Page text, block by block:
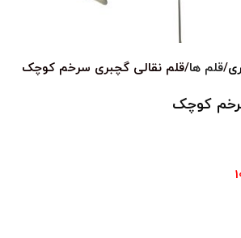
قلم ها قلم نقالی گچبری سرخم کوچک
کوچک